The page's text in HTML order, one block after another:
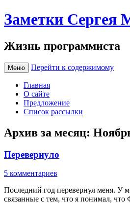
Заметки Сергея
Жизнь программиста
Меню Перейти к содержимому
Главная
О сайте
Предложение
Список рассылки
Архив за месяц:
Перевернуло
5 комментариев
Последний год перевернул меня. У
связанные с тем, что я понимал, что